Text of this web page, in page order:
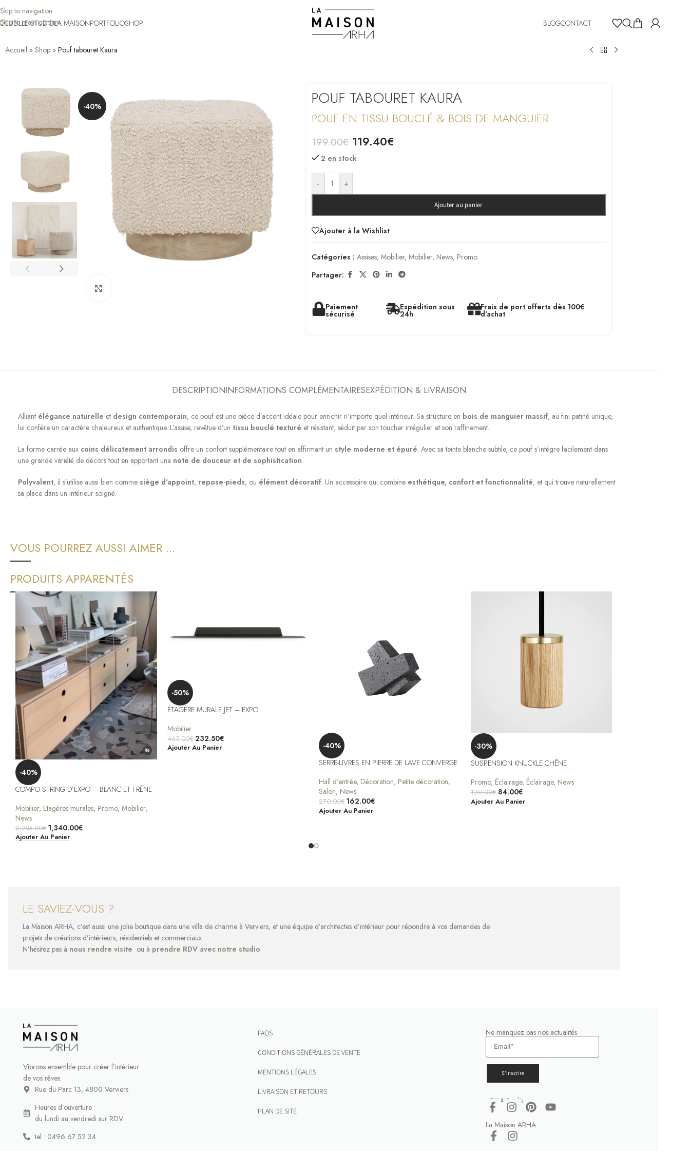
Skip to navigation
Skip to main content
LE STUDIOLA MAISONPORTFOLIOSHOP BLOGCONTACT
Accueil » Shop » Pouf tabouret Kaura
-40% POUF TABOURET KAURA
POUF EN TISSU BOUCLÉ & BOIS DE MANGUIER
199.00€ 119.40€
2 en stock
- +
Ajouter au panier
Ajouter à la Wishlist
Catégories : Assises, Mobilier, Mobilier, News, Promo
Partager:
Paiement
sécurisé
Expédition sous
24h
Frais de port offerts dès 100€
d'achat
DESCRIPTIONINFORMATIONS COMPLÉMENTAIRESEXPÉDITION & LIVRAISON
Alliant élégance naturelle et design contemporain, ce pouf est une pièce d’accent idéale pour enrichir n’importe quel intérieur. Sa structure en bois de manguier massif, au fini patiné unique,
lui confère un caractère chaleureux et authentique. L’assise, revêtue d’un tissu bouclé texturé et résistant, séduit par son toucher irrégulier et son raffinement.
La forme carrée aux coins délicatement arrondis offre un confort supplémentaire tout en affirmant un style moderne et épuré. Avec sa teinte blanche subtile, ce pouf s’intègre facilement dans
une grande variété de décors tout en apportant une note de douceur et de sophistication.
Polyvalent, il s’utilise aussi bien comme siège d’appoint, repose-pieds, ou élément décoratif. Un accessoire qui combine esthétique, confort et fonctionnalité, et qui trouve naturellement
sa place dans un intérieur soigné.
VOUS POURREZ AUSSI AIMER ...
PRODUITS APPARENTÉS
-40%
COMPO STRING D’EXPO – BLANC ET FRÊNE
Mobilier, Etagères murales, Promo, Mobilier,
News
2,235.00€ 1,340.00€
Ajouter Au Panier
-50%
ÉTAGÈRE MURALE JET – EXPO
Mobilier
465.00€ 232.50€
Ajouter Au Panier
-40%
SERRE-LIVRES EN PIERRE DE LAVE CONVERGE
Hall d'entrée, Décoration, Petite décoration,
Salon, News
270.00€ 162.00€
Ajouter Au Panier
-30%
SUSPENSION KNUCKLE CHÊNE
Promo, Éclairage, Éclairage, News
120.00€ 84.00€
Ajouter Au Panier
LE SAVIEZ-VOUS ?
La Maison ARHA, c’est aussi une jolie boutique dans une villa de charme à Verviers, et une équipe d’architectes d’intérieur pour répondre à vos demandes de
projets de créations d’intérieurs, résidentiels et commerciaux.
N’hésitez pas à nous rendre visite ou à prendre RDV avec notre studio
Vibrons ensemble pour créer l’intérieur
de vos rêves.
Rue du Parc 13, 4800 Verviers
Heures d’ouverture :
du lundi au vendredi sur RDV
tel : 0496 67 52 34
FAQS
CONDITIONS GÉNÉRALES DE VENTE
MENTIONS LÉGALES
LIVRAISON ET RETOURS
PLAN DE SITE
Ne manquez pas nos actualités
S'inscrire
ARHA Studio
La Maison ARHA